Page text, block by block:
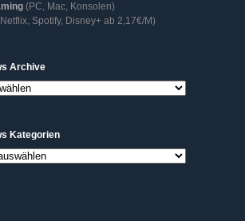
(PC, Mac, Konsolen)
Spotify, Disney+ ab 2,17€/M)
ArchiveGame
News
Archive
Kategorien